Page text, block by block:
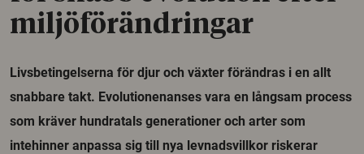
miljöförändringar
Livsbetingelserna för djur och växter förändras i en allt
snabbare takt. Evolutionenanses vara en långsam process
som kräver hundratals generationer och arter som
intehinner anpassa sig till nya levnadsvillkor riskerar